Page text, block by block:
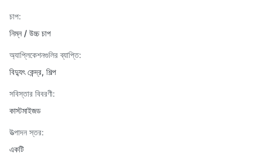
চাপ:
নিম্ন / উচ্চ চাপ
অ্যাপ্লিকেশনগুলির ব্যাপ্তি:
বিদ্যুৎ কেন্দ্র, শিল্প
সবিস্তার বিবরণী:
কাস্টমাইজড
উত্পাদন স্তর:
একটি